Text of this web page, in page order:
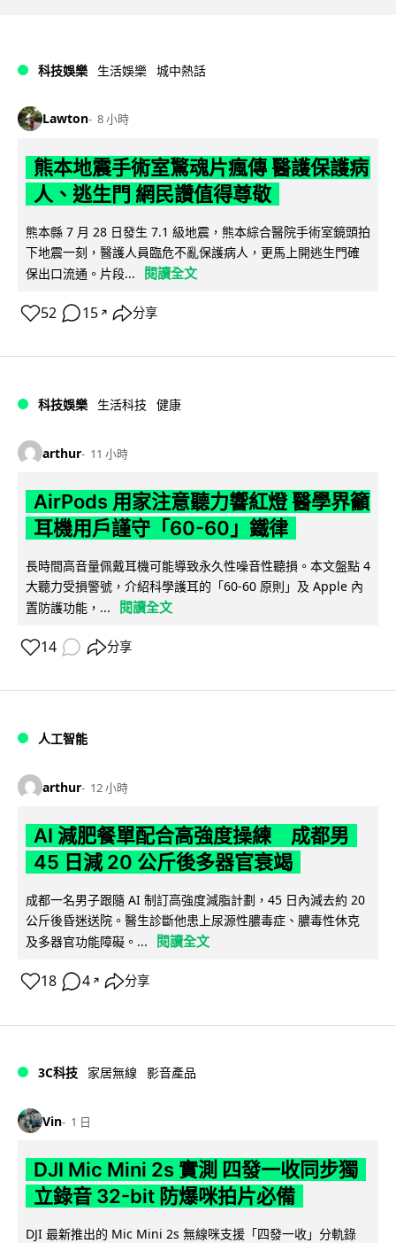
科技娛樂 生活娛樂 城中熱話
Lawton 8 小時
熊本地震手術室驚魂片瘋傳 醫護保護病
人、逃生門 網民讚值得尊敬
熊本縣 7 月 28 日發生 7.1 級地震，熊本綜合醫院手術室鏡頭拍
下地震一刻，醫護人員臨危不亂保護病人，更馬上開逃生門確
保出口流通。片段...
閱讀全文
52 15 ↗ 分享
科技娛樂 生活科技 健康
arthur 11 小時
AirPods 用家注意聽力響紅燈 醫學界籲
耳機用戶謹守「60-60」鐵律
長時間高音量佩戴耳機可能導致永久性噪音性聽損。本文盤點 4
大聽力受損警號，介紹科學護耳的「60-60 原則」及 Apple 內
置防護功能，...
閱讀全文
14 分享
人工智能
arthur 12 小時
AI 減肥餐單配合高強度操練 成都男
45 日減 20 公斤後多器官衰竭
成都一名男子跟隨 AI 制訂高強度減脂計劃，45 日內減去約 20
公斤後昏迷送院。醫生診斷他患上尿源性膿毒症、膿毒性休克
及多器官功能障礙。...
閱讀全文
18 4 ↗ 分享
3C科技 家居無線 影音產品
Vin 1 日
DJI Mic Mini 2s 實測 四發一收同步獨
立錄音 32-bit 防爆咪拍片必備
DJI 最新推出的 Mic Mini 2s 無線咪支援「四發一收」分軌錄